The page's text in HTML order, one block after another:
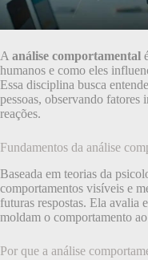
A análise comportamental
humanos e como eles
Essa disciplina busca
pessoas, observando fatores
reações.
Fundamentos da análise
Baseada em teorias da
comportamentos visíveis e
futuras respostas. Ela avalia
moldam o comportamento
Por que a análise